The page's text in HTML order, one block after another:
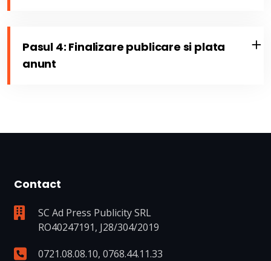
Pasul 4: Finalizare publicare si plata
anunt
Contact
SC Ad Press Publicity SRL
RO40247191, J28/304/2019
0721.08.08.10, 0768.44.11.33